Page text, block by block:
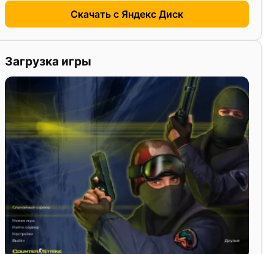
Скачать с Яндекс Диск
Загрузка игры